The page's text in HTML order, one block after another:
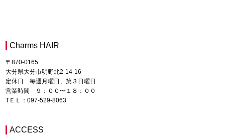
Charms HAIR
〒870-0165
大分県大分市明野北2-14-16
定休日 毎週月曜日、第３日曜日
営業時間 ９：００〜１８：００
TＥＬ：097-529-8063
ACCESS